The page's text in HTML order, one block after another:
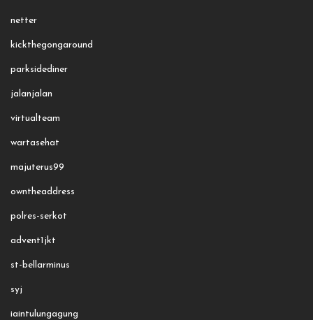
netter
kickthegongaround
parksidediner
jalanjalan
virtualteam
wartasehat
majuterus99
owntheaddress
polres-serkot
advent1jkt
st-bellarminus
syj
iaintulungagung